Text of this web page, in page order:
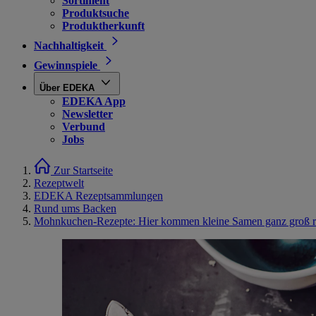
Produktsuche
Produktherkunft
Nachhaltigkeit
Gewinnspiele
Über EDEKA
EDEKA App
Newsletter
Verbund
Jobs
Zur Startseite
Rezeptwelt
EDEKA Rezeptsammlungen
Rund ums Backen
Mohnkuchen-Rezepte: Hier kommen kleine Samen ganz groß